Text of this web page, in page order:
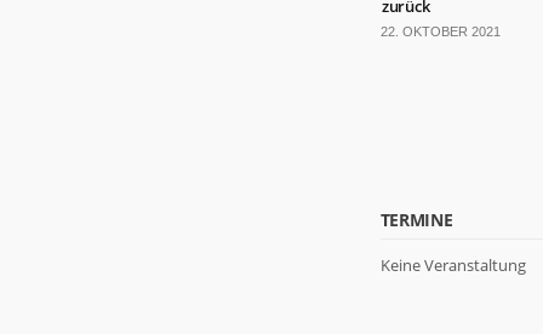
zurück
22. OKTOBER 2021
TERMINE
Keine Veranstaltung